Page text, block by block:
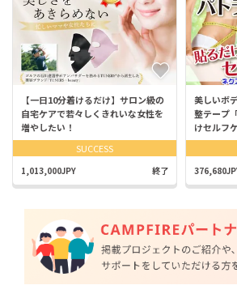
【一日10分着けるだけ】サロン級の
自宅ケアで若々しくきれいな女性を
増やしたい！
SUCCESS
1,013,000JPY 終了
美しいボ
整テープ
けセルフ